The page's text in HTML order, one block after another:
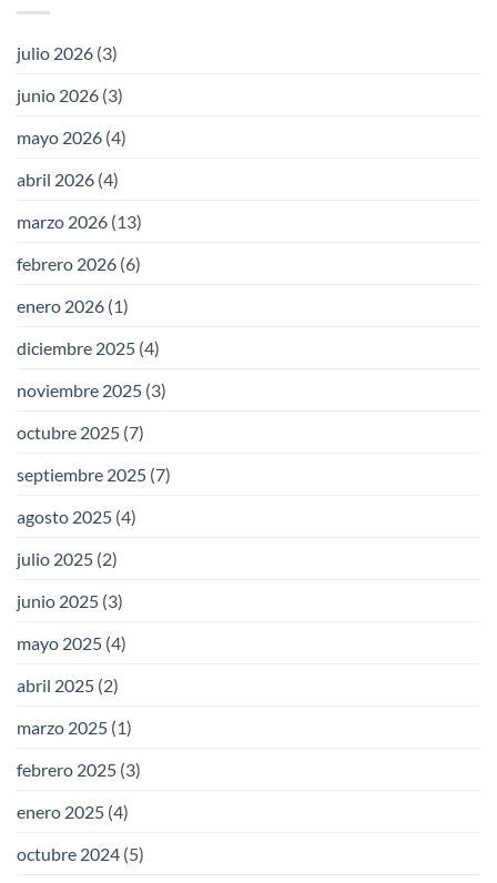
julio 2026 (3)
junio 2026 (3)
mayo 2026 (4)
abril 2026 (4)
marzo 2026 (13)
febrero 2026 (6)
enero 2026 (1)
diciembre 2025 (4)
noviembre 2025 (3)
octubre 2025 (7)
septiembre 2025 (7)
agosto 2025 (4)
julio 2025 (2)
junio 2025 (3)
mayo 2025 (4)
abril 2025 (2)
marzo 2025 (1)
febrero 2025 (3)
enero 2025 (4)
octubre 2024 (5)